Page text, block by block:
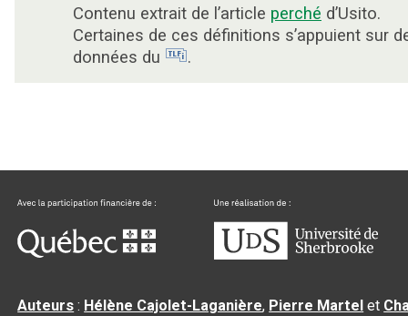
Contenu extrait de l’article perché d’Usito.
Certaines de ces définitions s’appuient sur
données du
.
Auteurs : Hélène Cajolet-Laganière, Pierre Martel et